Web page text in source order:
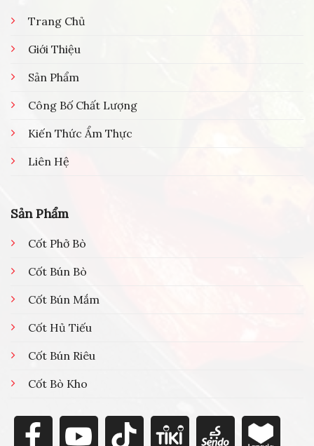
Trang Chủ
Giới Thiệu
Sản Phẩm
Công Bố Chất Lượng
Kiến Thức Ẩm Thực
Liên Hệ
Sản Phẩm
Cốt Phở Bò
Cốt Bún Bò
Cốt Bún Mắm
Cốt Hủ Tiếu
Cốt Bún Riêu
Cốt Bò Kho